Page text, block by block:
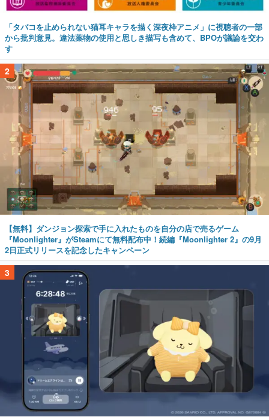
「タバコを止められない猫耳キャラを描く深夜枠アニメ」に視聴者の一部
から批判意見。違法薬物の使用と思しき描写も含めて、BPOが議論を交わ
す
2
【無料】ダンジョン探索で手に入れたものを自分の店で売るゲーム
『Moonlighter』がSteamにて無料配布中！続編『Moonlighter 2』の9月
2日正式リリースを記念したキャンペーン
3